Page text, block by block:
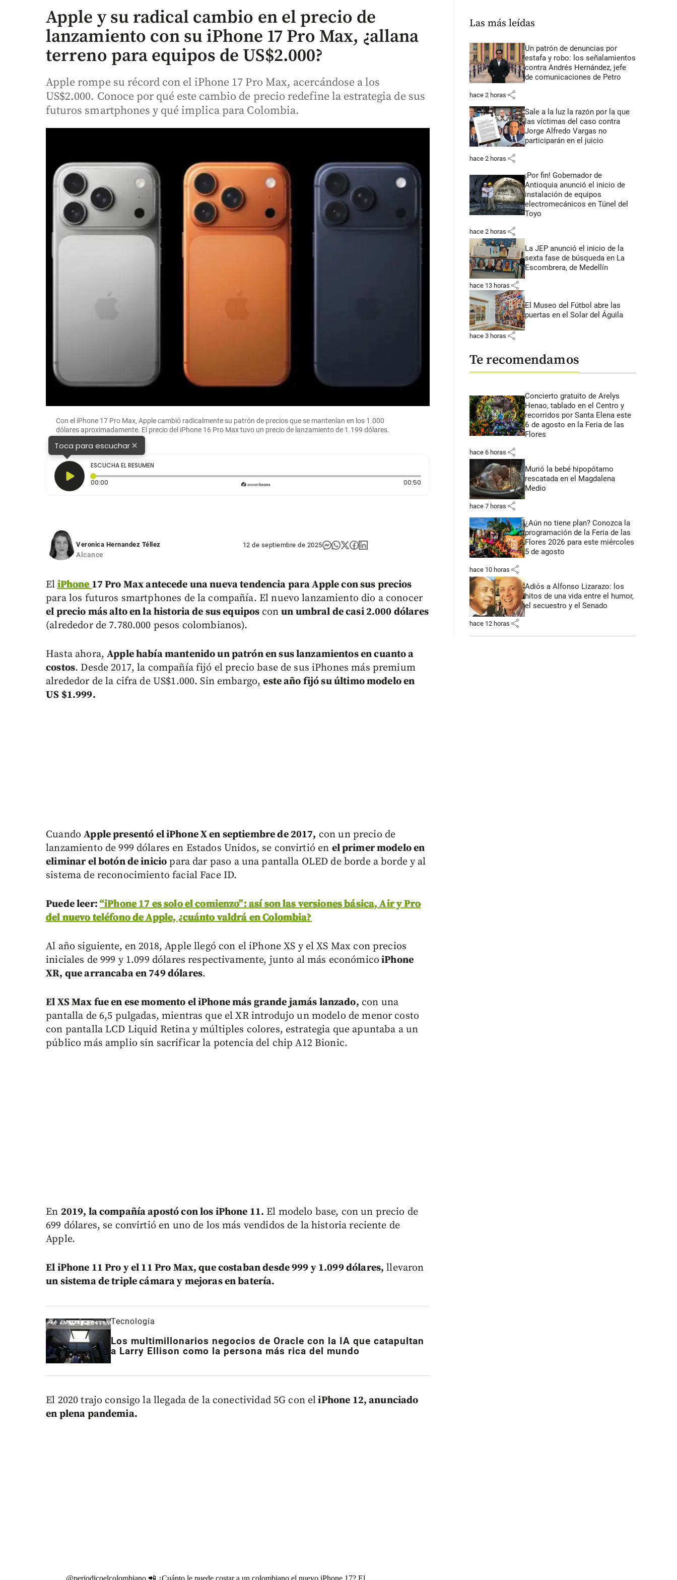
Apple y su radical cambio en el precio de
lanzamiento con su iPhone 17 Pro Max, ¿allana
terreno para equipos de US$2.000?
Apple rompe su récord con el iPhone 17 Pro Max, acercándose a los
US$2.000. Conoce por qué este cambio de precio redefine la estrategia de sus
futuros smartphones y qué implica para Colombia.
Con el iPhone 17 Pro Max, Apple cambió radicalmente su patrón de precios que se mantenían en los 1.000
dólares aproximadamente. El precio del iPhone 16 Pro Max tuvo un precio de lanzamiento de 1.199 dólares.
Toca para escuchar×
ESCUCHA EL RESUMEN
00:00
00:50Duración: 50 segundos
Veronica Hernandez Téllez
Alcance
12 de septiembre de 2025
EliPhone17 Pro Max antecede una nueva tendencia para Apple con sus precios
para los futuros smartphones de la compañía. El nuevo lanzamiento dio a conocer
el precio más alto en la historia de sus equipos conun umbral de casi 2.000 dólares
(alrededor de 7.780.000 pesos colombianos).
Hasta ahora,Apple había mantenido un patrón en sus lanzamientos en cuanto a
costos. Desde 2017, la compañía fijó el precio base de sus iPhones más premium
alrededor de la cifra de US$1.000. Sin embargo,este año fijó su último modelo en
US $1.999.
CuandoApple presentó el iPhone X en septiembre de 2017, con un precio de
lanzamiento de 999 dólares en Estados Unidos, se convirtió en el primer modelo en
eliminar el botón de inicio para dar paso a una pantalla OLED de borde a borde y al
sistema de reconocimiento facial Face ID.
Puede leer: “iPhone 17 es solo el comienzo”: así son las versiones básica, Air y Pro
del nuevo teléfono de Apple, ¿cuánto valdrá en Colombia?
Al año siguiente, en 2018, Apple llegó con el iPhone XS y el XS Max con precios
iniciales de 999 y 1.099 dólares respectivamente, junto al más económico iPhone
XR, que arrancaba en 749 dólares.
El XS Max fue en ese momento el iPhone más grande jamás lanzado, con una
pantalla de 6,5 pulgadas, mientras que el XR introdujo un modelo de menor costo
con pantalla LCD Liquid Retina y múltiples colores, estrategia que apuntaba a un
público más amplio sin sacrificar la potencia del chip A12 Bionic.
En 2019, la compañía apostó con los iPhone 11. El modelo base, con un precio de
699 dólares, se convirtió en uno de los más vendidos de la historia reciente de
Apple.
El iPhone 11 Pro y el 11 Pro Max, que costaban desde 999 y 1.099 dólares, llevaron
un sistema de triple cámara y mejoras en batería.
Tecnología
Los multimillonarios negocios de Oracle con la IA que catapultan
a Larry Ellison como la persona más rica del mundo
El 2020 trajo consigo la llegada de la conectividad 5G con eliPhone 12, anunciado
en plena pandemia.
Las más leídas
Un patrón de denuncias por
estafa y robo: los señalamientos
contra Andrés Hernández, jefe
de comunicaciones de Petro
hace 2 horas share
Sale a la luz la razón por la que
las víctimas del caso contra
Jorge Alfredo Vargas no
participarán en el juicio
hace 2 horas share
¡Por fin! Gobernador de
Antioquia anunció el inicio de
instalación de equipos
electromecánicos en Túnel del
Toyo
hace 2 horas share
La JEP anunció el inicio de la
sexta fase de búsqueda en La
Escombrera, de Medellín
hace 13 horas share
El Museo del Fútbol abre las
puertas en el Solar del Águila
hace 3 horas share
Te recomendamos
Concierto gratuito de Arelys
Henao, tablado en el Centro y
recorridos por Santa Elena este
6 de agosto en la Feria de las
Flores
hace 6 horas share
Murió la bebé hipopótamo
rescatada en el Magdalena
Medio
hace 7 horas share
¿Aún no tiene plan? Conozca la
programación de la Feria de las
Flores 2026 para este miércoles
5 de agosto
hace 10 horas share
Adiós a Alfonso Lizarazo: los
hitos de una vida entre el humor,
el secuestro y el Senado
hace 12 horas share